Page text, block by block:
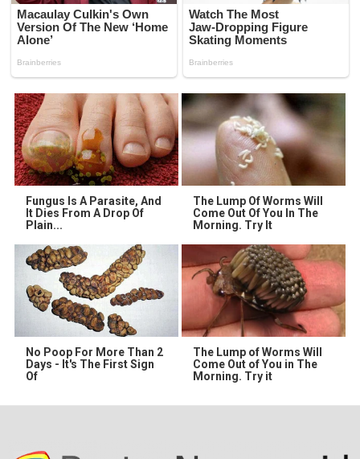
Fungus Is A Parasite, And
It Dies From A Drop Of
Plain...
The Lump Of Worms Will
Come Out Of You In The
Morning. Try It
No Poop For More Than 2
Days - It's The First Sign
Of
The Lump of Worms Will
Come Out of You in The
Morning. Try it